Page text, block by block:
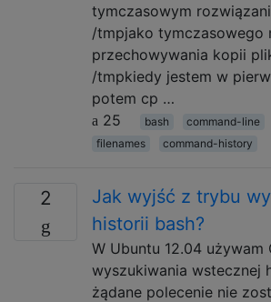
tymczasowym
/tmpjako tymczasowego
przechowywania kopii
/tmpkiedy jestem w
potem cp …
25
bash command-line
filenames
command-history
2
Jak wyjść z trybu
historii bash?
W Ubuntu 12.04 używam
wyszukiwania wstecznej
żądane polecenie nie